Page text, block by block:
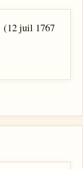
(12 juil 1767